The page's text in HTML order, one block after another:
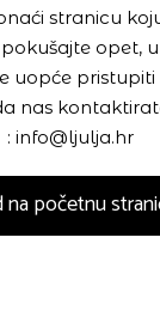
stranicu
opet,
uopće pristupiti
nas
: info@ljulja.hr
na početnu